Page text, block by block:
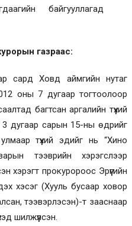
байгууллагад
газраас:
сард Ховд аймгийн нутаг
оны 7 дугаар тогтоолоор
багтсан аргалийн түүхий
дугаар сарын 15-ны өдрийг
түүхий эдийг нь “Хино
тээврийн хэрэгслээр
хэрэгт прокуророос Эрүүгийн
хэсэг (Хууль бусаар ховор
тээвэрлэсэн)-т зааснаар
шилжүүлсэн.